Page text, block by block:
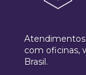
Atendimentos
com oficinas,
Brasil.